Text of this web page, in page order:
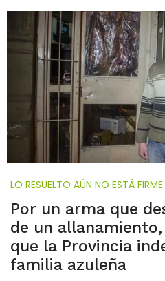
LO RESUELTO AÚN NO ESTÁ FIRME
Por un arma que
de un
que la Provincia
familia azuleña